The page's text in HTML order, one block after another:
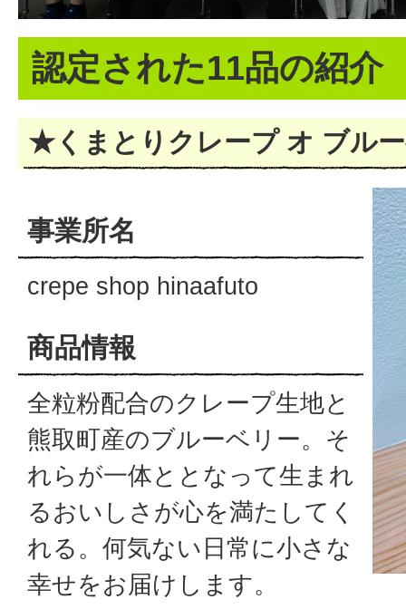
認定された11品の紹介
★くまとりクレープ オ ブル
事業所名
crepe shop hinaafuto
商品情報
全粒粉配合のクレープ生地と
熊取町産のブルーベリー。そ
れらが一体ととなって生まれ
るおいしさが心を満たしてく
れる。何気ない日常に小さな
幸せをお届けします。